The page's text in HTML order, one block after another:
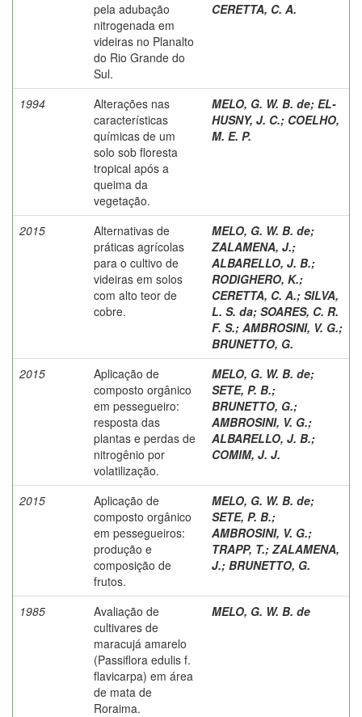
pela adubação
nitrogenada em
videiras no Planalto
do Rio Grande do
Sul.
CERETTA, C. A.
1994
Alterações nas
características
químicas de um
solo sob floresta
tropical após a
queima da
vegetação.
MELO, G. W. B. de; EL-
HUSNY, J. C.; COELHO,
M. E. P.
2015
Alternativas de
práticas agrícolas
para o cultivo de
videiras em solos
com alto teor de
cobre.
MELO, G. W. B. de;
ZALAMENA, J.;
ALBARELLO, J. B.;
RODIGHERO, K.;
CERETTA, C. A.; SILVA,
L. S. da; SOARES, C. R.
F. S.; AMBROSINI, V. G.;
BRUNETTO, G.
2015
Aplicação de
composto orgânico
em pessegueiro:
resposta das
plantas e perdas de
nitrogênio por
volatilização.
MELO, G. W. B. de;
SETE, P. B.;
BRUNETTO, G.;
AMBROSINI, V. G.;
ALBARELLO, J. B.;
COMIM, J. J.
2015
Aplicação de
composto orgânico
em pessegueiros:
produção e
composição de
frutos.
MELO, G. W. B. de;
SETE, P. B.;
AMBROSINI, V. G.;
TRAPP, T.; ZALAMENA,
J.; BRUNETTO, G.
1985
Avaliação de
cultivares de
maracujá amarelo
(Passiflora edulis f.
flavicarpa) em área
de mata de
Roraima.
MELO, G. W. B. de